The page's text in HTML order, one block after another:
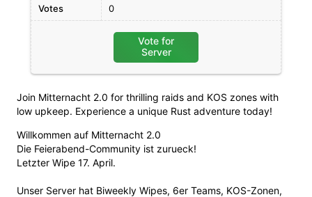
Join Mitternacht 2.0 for thrilling raids and KOS zones with
low upkeep. Experience a unique Rust adventure today!
Willkommen auf Mitternacht 2.0
Die Feierabend-Community ist zurueck!
Letzter Wipe 17. April.
Unser Server hat Biweekly Wipes, 6er Teams, KOS-Zonen,
Votes 0
Vote for
Server